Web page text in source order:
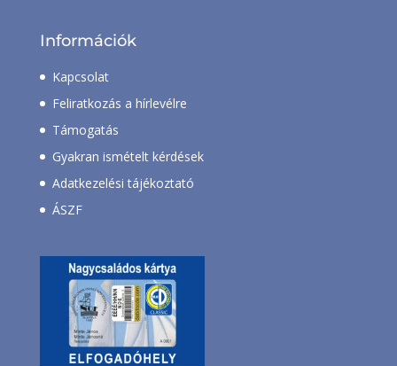
Információk
Kapcsolat
Feliratkozás a hírlevélre
Támogatás
Gyakran ismételt kérdések
Adatkezelési tájékoztató
ÁSZF